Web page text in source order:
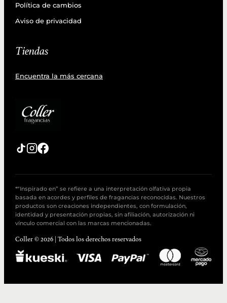
Política de cambios
Aviso de privacidad
Tiendas
Encuentra la más cercana
*“Inspirado en” se refiere a una interpretación olfativa propia
basada en acordes y perfiles de fragancias reconocidas. Nuestros
productos son creaciones independientes, con formulación,
identidad y presentación propias, sin afiliación, autorización ni
vínculo comercial con las marcas mencionadas.
Coller © 2026 | Todos los derechos reservados